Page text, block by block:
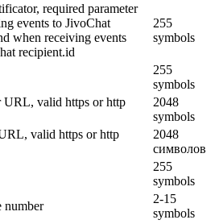
required parameter
events to JivoChat
when receiving events
recipient.id
255
symbols
255
symbols
URL, valid https or http
2048
symbols
valid https or http
2048
символов
255
symbols
number
2-15
symbols